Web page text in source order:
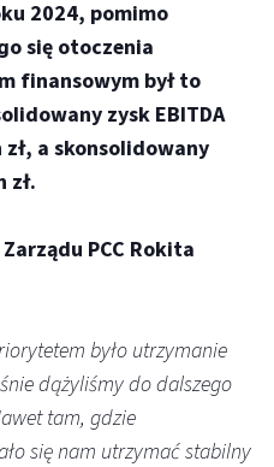
2024, pomimo
się otoczenia
finansowym był to
zysk EBITDA
a skonsolidowany
zł.
PCC Rokita
było utrzymanie
dążyliśmy do dalszego
tam, gdzie
się nam utrzymać stabilny